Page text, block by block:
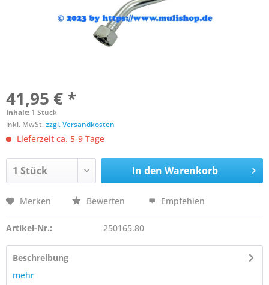
41,95 € *
Inhalt: 1 Stück
inkl. MwSt.zzgl. Versandkosten
Lieferzeit ca. 5-9 Tage
In den Warenkorb
Merken Bewerten Empfehlen
Artikel-Nr.: 250165.80
Beschreibung
mehr